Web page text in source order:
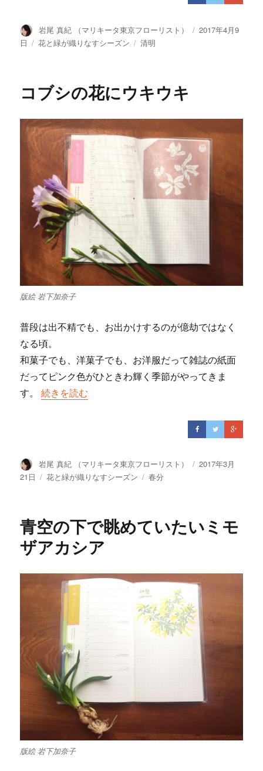
投
稿
岩尾 真紀 （マリキータ東京フローリスト）
投
2017年4月9
日
カ
ー
花と緑が織りなすシーズン
タ
清明
コブシの花にウキウキ
版絵 岩下加奈子
普段は出不精でも、お出かけするのが億劫ではなく
なる頃。
和菓子でも、洋菓子でも、お洋服だって雑誌の紙面
だってピンク色がひときわ輝く季節がやってきま
す。“コブシの花にウキウキ”の
続きを読む
投
稿
岩尾 真紀 （マリキータ東京フローリスト）
投
2017年3月
21日
カ
ー
花と緑が織りなすシーズン
タ
春分
青空の下で眺めていたいミモ
ザアカシア
版絵 岩下加奈子